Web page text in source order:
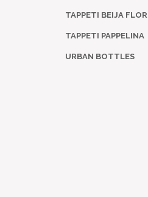
TAPPETI BEIJA FLOR
TAPPETI PAPPELINA
URBAN BOTTLES